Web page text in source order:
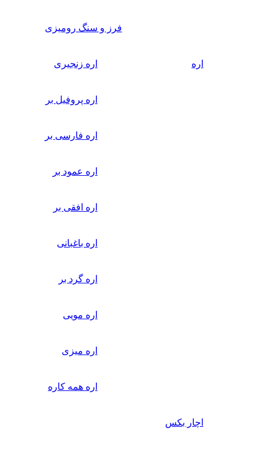
فرز و سنگ رومیزی
اره اره زنجیری
اره پروفیل بر
اره فارسی بر
اره عمود بر
اره افقی بر
اره باغبانی
اره گرد بر
اره مویی
اره میزی
اره همه کاره
اچار بکس